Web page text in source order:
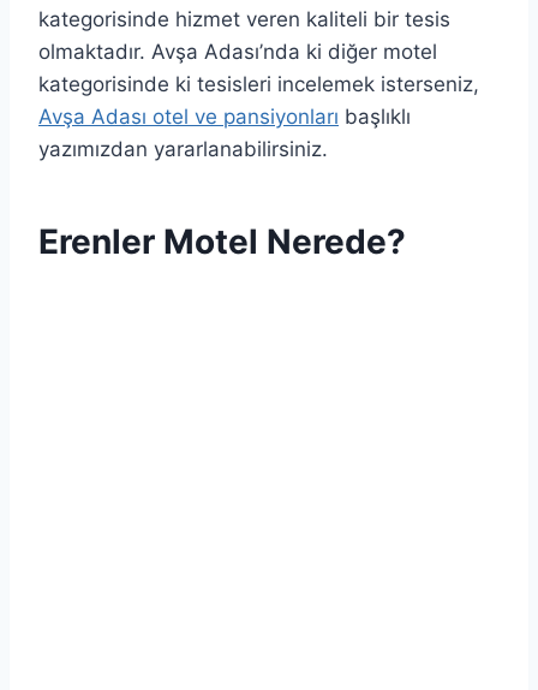
kategorisinde hizmet veren kaliteli bir tesis
olmaktadır. Avşa Adası’nda ki diğer motel
kategorisinde ki tesisleri incelemek isterseniz,
Avşa Adası otel ve pansiyonları başlıklı
yazımızdan yararlanabilirsiniz.
Erenler Motel Nerede?